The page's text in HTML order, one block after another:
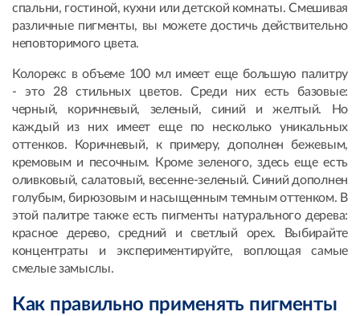
спальни, гостиной, кухни или детской комнаты. Смешивая
различные пигменты, вы можете достичь действительно
неповторимого цвета.
Колорекс в объеме 100 мл имеет еще большую палитру
- это 28 стильных цветов. Среди них есть базовые:
черный, коричневый, зеленый, синий и желтый. Но
каждый из них имеет еще по несколько уникальных
оттенков. Коричневый, к примеру, дополнен бежевым,
кремовым и песочным. Кроме зеленого, здесь еще есть
оливковый, салатовый, весенне-зеленый. Синий дополнен
голубым, бирюзовым и насыщенным темным оттенком. В
этой палитре также есть пигменты натурального дерева:
красное дерево, средний и светлый орех. Выбирайте
концентраты и экспериментируйте, воплощая самые
смелые замыслы.
Как правильно применять пигменты